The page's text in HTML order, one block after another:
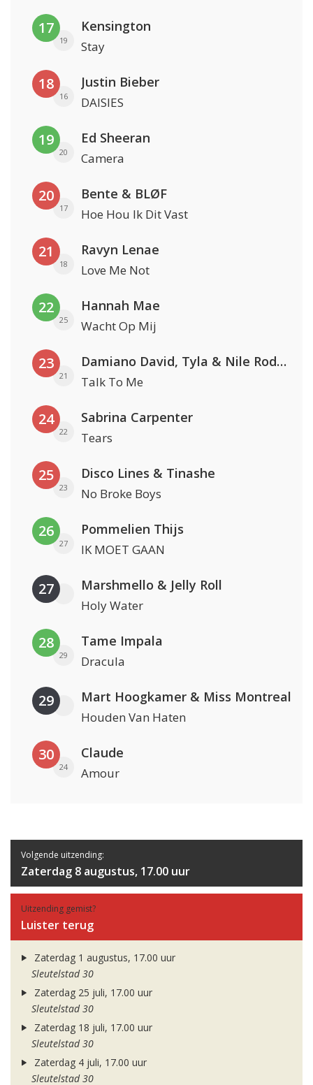
17
19
Kensington
Stay
18
16
Justin Bieber
DAISIES
19
20
Ed Sheeran
Camera
20
17
Bente & BLØF
Hoe Hou Ik Dit Vast
21
18
Ravyn Lenae
Love Me Not
22
25
Hannah Mae
Wacht Op Mij
23
21
Damiano David, Tyla & Nile Rodgers
Talk To Me
24
22
Sabrina Carpenter
Tears
25
23
Disco Lines & Tinashe
No Broke Boys
26
27
Pommelien Thijs
IK MOET GAAN
27 Marshmello & Jelly Roll
Holy Water
28
29
Tame Impala
Dracula
29 Mart Hoogkamer & Miss Montreal
Houden Van Haten
30
24
Claude
Amour
Volgende uitzending:
Zaterdag 8 augustus, 17.00 uur
Uitzending gemist?
Luister terug
Zaterdag 1 augustus, 17.00 uur
Sleutelstad 30
Zaterdag 25 juli, 17.00 uur
Sleutelstad 30
Zaterdag 18 juli, 17.00 uur
Sleutelstad 30
Zaterdag 4 juli, 17.00 uur
Sleutelstad 30